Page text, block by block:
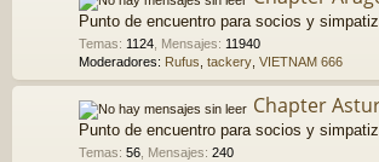
Punto de encuentro para socios y
Temas: 1124 Mensajes: 11940
Moderadores: Rufus tackery VIETNAM 666
Chapter
Punto de encuentro para socios y
Temas: 56 Mensajes: 240